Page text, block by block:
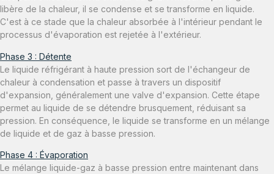
libère de la chaleur, il se condense et se transforme en liquide.
C'est à ce stade que la chaleur absorbée à l'intérieur pendant le
processus d'évaporation est rejetée à l'extérieur.
Phase 3 : Détente
Le liquide réfrigérant à haute pression sort de l'échangeur de
chaleur à condensation et passe à travers un dispositif
d'expansion, généralement une valve d'expansion. Cette étape
permet au liquide de se détendre brusquement, réduisant sa
pression. En conséquence, le liquide se transforme en un mélange
de liquide et de gaz à basse pression.
Phase 4 : Évaporation
Le mélange liquide-gaz à basse pression entre maintenant dans